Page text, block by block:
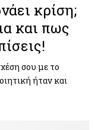
κρίση;
και πως
σου με το
ήταν και